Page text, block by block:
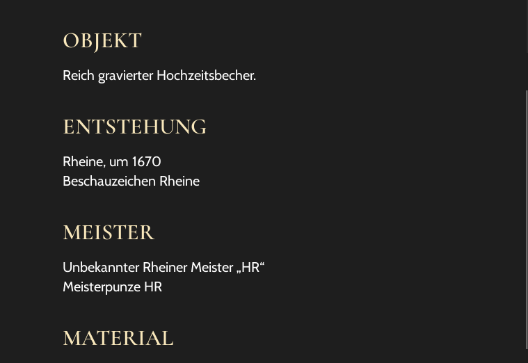
OBJEKT
Reich gravierter Hochzeitsbecher.
ENTSTEHUNG
Rheine, um 1670
Beschauzeichen Rheine
MEISTER
Unbekannter Rheiner Meister „HR“
Meisterpunze HR
MATERIAL